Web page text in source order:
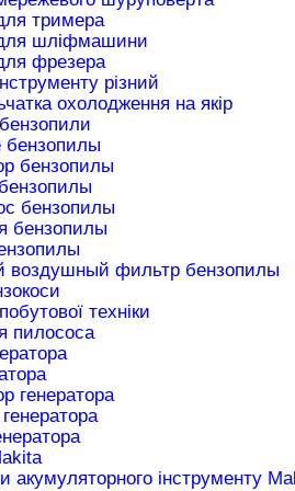
тримера
шліфмашини
фрезера
різний
охолодження на якір
бензопилы
бензопилы
бензопилы
бензопилы
воздушный фильтр бензопилы
техніки
пилососа
генератора
акумуляторного інструменту